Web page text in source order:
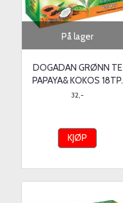
På lager
DOGADAN GRØNN TE
PAPAYA& KOKOS 18TP.
32,-
KJØP